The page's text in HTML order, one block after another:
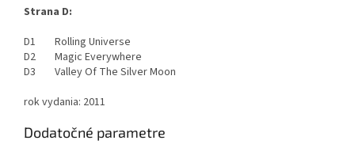
Strana D:
D1 Rolling Universe
D2 Magic Everywhere
D3 Valley Of The Silver Moon
rok vydania: 2011
Dodatočné parametre